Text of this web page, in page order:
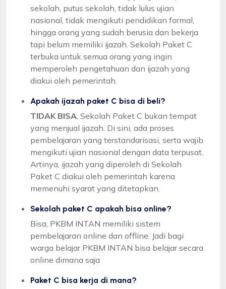
sekolah, putus sekolah, tidak lulus ujian
nasional, tidak mengikuti pendidikan formal,
hingga orang yang sudah berusia dan bekerja
tapi belum memiliki ijazah. Sekolah Paket C
terbuka untuk semua orang yang ingin
memperoleh pengetahuan dan ijazah yang
diakui oleh pemerintah.
Apakah ijazah paket C bisa di beli?
TIDAK BISA , Sekolah Paket C bukan tempat
yang menjual ijazah. Di sini, ada proses
pembelajaran yang terstandarisasi, serta wajib
mengikuti ujian nasional dengan data terpusat.
Artinya, ijazah yang diperoleh di Sekolah
Paket C diakui oleh pemerintah karena
memenuhi syarat yang ditetapkan.
Sekolah paket C apakah bisa online?
Bisa, PKBM INTAN memiliki sistem
pembelajaran online dan offline. Jadi bagi
warga belajar PKBM INTAN bisa belajar secara
online dimana saja
Paket C bisa kerja di mana?